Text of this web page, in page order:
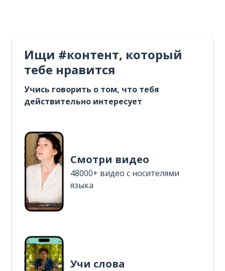
Ищи #контент, который
тебе нравится
Учись говорить о том, что тебя
действительно интересует
Смотри видео
48000+ видео с носителями
языка
Учи слова